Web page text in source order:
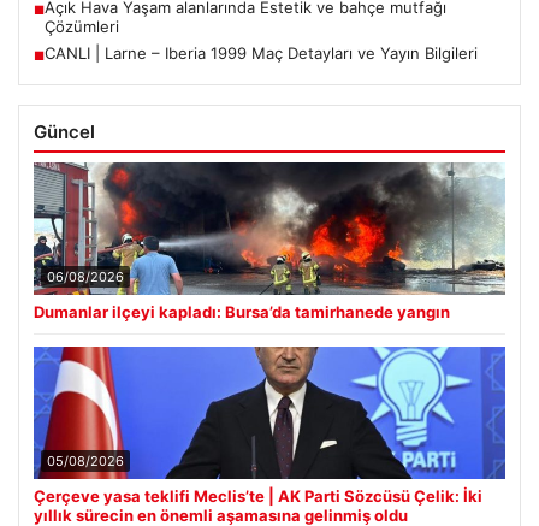
■Açık Hava Yaşam alanlarında Estetik ve bahçe mutfağı
Çözümleri
■CANLI | Larne – Iberia 1999 Maç Detayları ve Yayın Bilgileri
Güncel
06/08/2026
Dumanlar ilçeyi kapladı: Bursa’da tamirhanede yangın
05/08/2026
Çerçeve yasa teklifi Meclis’te | AK Parti Sözcüsü Çelik: İki
yıllık sürecin en önemli aşamasına gelinmiş oldu